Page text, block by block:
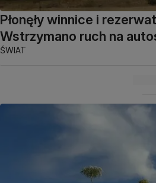
Płonęły winnice i
Wstrzymano ruch na
ŚWIAT